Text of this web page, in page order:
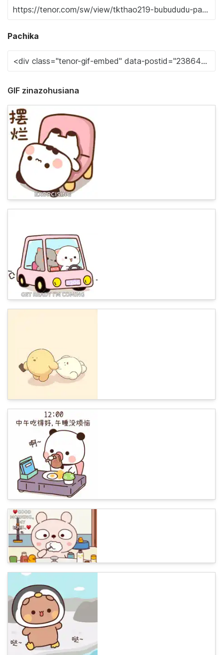
Pachika
GIF zinazohusiana